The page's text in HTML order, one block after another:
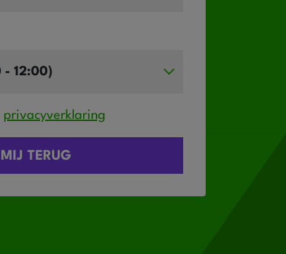
privacyverklaring